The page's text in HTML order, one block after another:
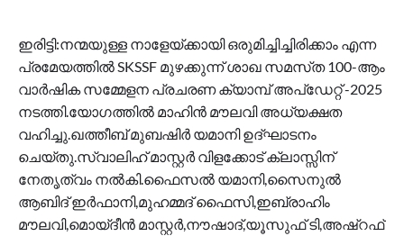
ഇരിട്ടി:നന്മയുള്ള നാളേയ്ക്കായി ഒരുമിച്ചിച്ചിരിക്കാം എന്ന
പ്രമേയത്തിൽ SKSSF മുഴക്കുന്ന് ശാഖ സമസ്‌ത 100-ആം
വാർഷിക സമ്മേളന പ്രചരണ ക്യാമ്പ് അപ്ഡേറ്റ് -2025
നടത്തി.യോഗത്തിൽ മാഹിൻ മൗലവി അധ്യക്ഷത
വഹിച്ചു.ഖത്തീബ് മുബഷിർ യമാനി ഉദ്ഘാടനം
ചെയ്തു.സ്വാലിഹ് മാസ്റ്റർ വിളക്കോട് ക്ലാസ്സിന്
നേതൃത്വം നൽകി.ഫൈസൽ യമാനി,സൈനുൽ
ആബിദ് ഇർഫാനി,മുഹമ്മദ്‌ ഫൈസി,ഇബ്രാഹിം
മൗലവി,മൊയ്‌ദീൻ മാസ്റ്റർ,നൗഷാദ്,യൂസുഫ് ടി,അഷ്‌റഫ്‌